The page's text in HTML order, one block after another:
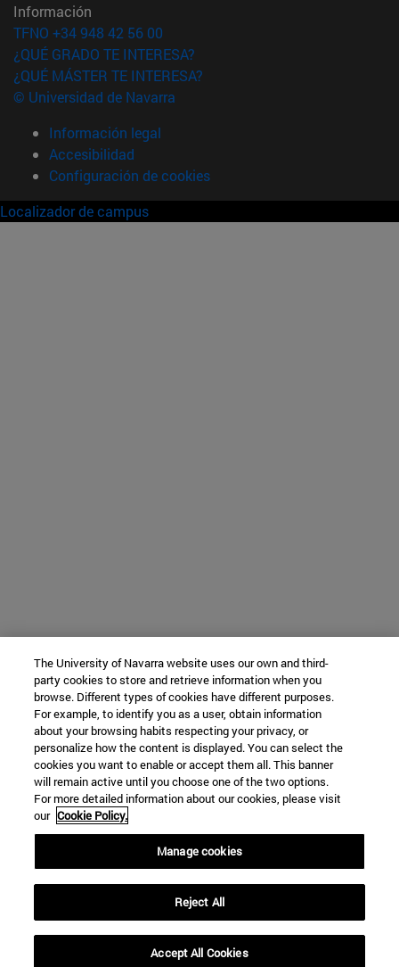
Información
TFNO +34 948 42 56 00
¿QUÉ GRADO TE INTERESA?
¿QUÉ MÁSTER TE INTERESA?
© Universidad de Navarra
Información legal
Accesibilidad
Configuración de cookies
Localizador de campus
The University of Navarra website uses our own and third-
party cookies to store and retrieve information when you
browse. Different types of cookies have different purposes.
For example, to identify you as a user, obtain information
about your browsing habits respecting your privacy, or
personalize how the content is displayed. You can select the
cookies you want to enable or accept them all. This banner
will remain active until you choose one of the two options.
For more detailed information about our cookies, please visit
our Cookie Policy.
Manage cookies
Reject All
Accept All Cookies